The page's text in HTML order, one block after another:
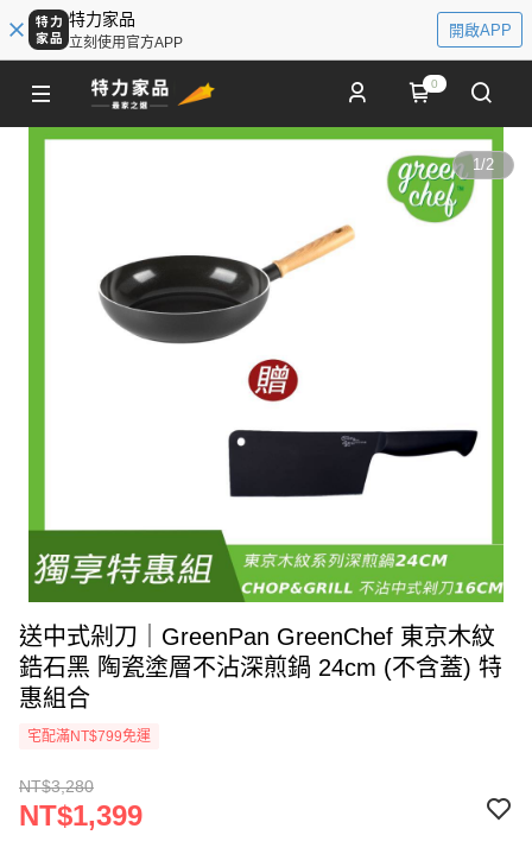
特力家品
立刻使用官方APP
開啟APP
0
1/2
送中式剁刀｜GreenPan GreenChef 東京木紋
鋯石黑 陶瓷塗層不沾深煎鍋 24cm (不含蓋) 特
惠組合
宅配滿NT$799免運
NT$3,280
NT$1,399